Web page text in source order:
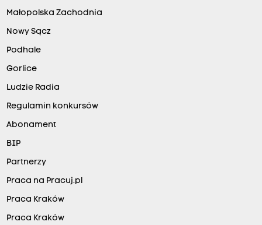
Małopolska Zachodnia
Nowy Sącz
Podhale
Gorlice
Ludzie Radia
Regulamin konkursów
Abonament
BIP
Partnerzy
Praca na Pracuj.pl
Praca Kraków
Praca Kraków